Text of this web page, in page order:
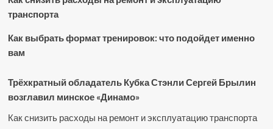
транспорта
Как выбрать формат тренировок: что подойдет именно
вам
Трёхкратный обладатель Кубка Стэнли Сергей Брылин
возглавил минское «Динамо»
Как снизить расходы на ремонт и эксплуатацию транспорта